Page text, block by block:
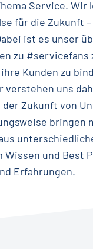
Service.
für die Zukunft
ist es unser
zu
Kunden zu
uns
Zukunft von
bringen
Wissen und Best
Erfahrungen.